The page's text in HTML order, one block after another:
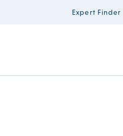
Expert Finder